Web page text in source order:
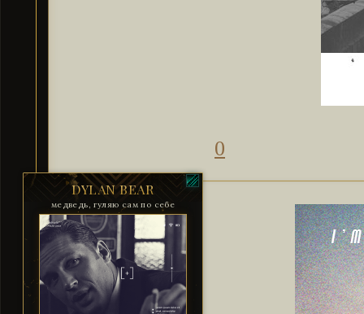
0
DYLAN BEAR
медведь, гуляю сам по себе